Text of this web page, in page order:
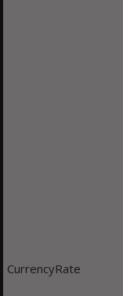
CurrencyRate